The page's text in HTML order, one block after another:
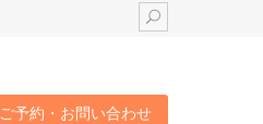
ご予約・お問い合わせ